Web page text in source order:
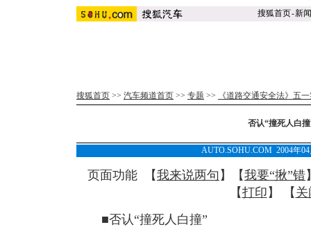
搜狐首页-新闻
搜狐首页 >> 汽车频道首页 >> 专题 >> 《道路交通安全法》五
否认“撞死人白
AUTO.SOHU.COM 2004年
页面功能 【我来说两句 】【我要“揪”错
【打印 】 【 关
■否认“撞死人白撞”